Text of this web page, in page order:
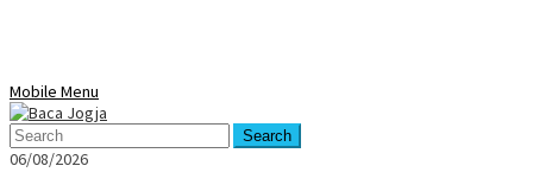
Mobile Menu
Search
06/08/2026